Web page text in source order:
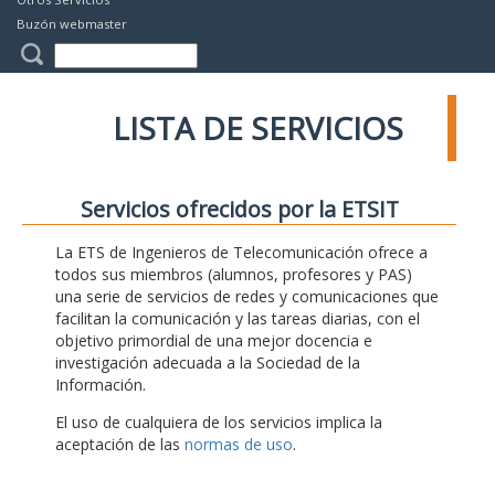
Buzón webmaster
LISTA DE SERVICIOS
Servicios ofrecidos por la ETSIT
La ETS de Ingenieros de Telecomunicación ofrece a
todos sus miembros (alumnos, profesores y PAS)
una serie de servicios de redes y comunicaciones que
facilitan la comunicación y las tareas diarias, con el
objetivo primordial de una mejor docencia e
investigación adecuada a la Sociedad de la
Información.
El uso de cualquiera de los servicios implica la
aceptación de las normas de uso.